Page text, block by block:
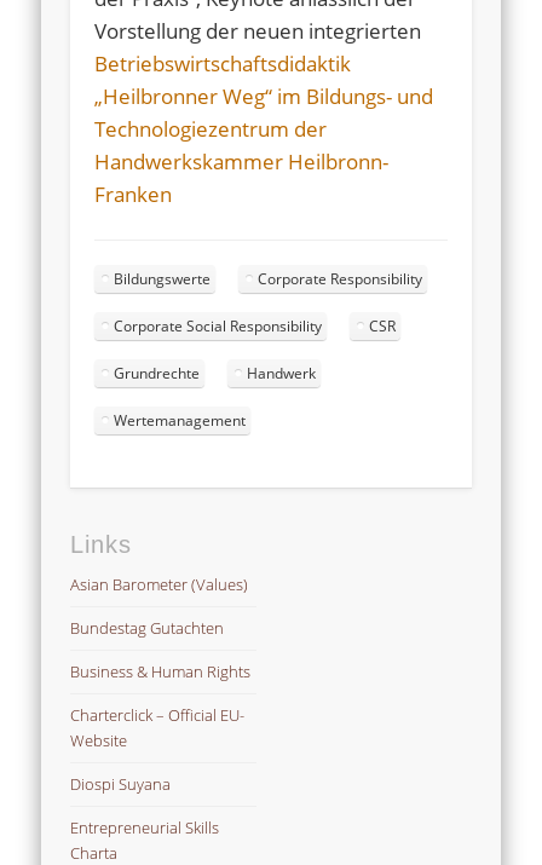
Vorstellung der neuen integrierten
Betriebswirtschaftsdidaktik
„Heilbronner Weg“ im Bildungs- und
Technologiezentrum der
Handwerkskammer Heilbronn-
Franken
Bildungswerte Corporate Responsibility
Corporate Social Responsibility CSR
Grundrechte Handwerk
Wertemanagement
Links
Asian Barometer (Values)
Bundestag Gutachten
Business & Human Rights
Charterclick – Official EU-
Website
Diospi Suyana
Entrepreneurial Skills
Charta